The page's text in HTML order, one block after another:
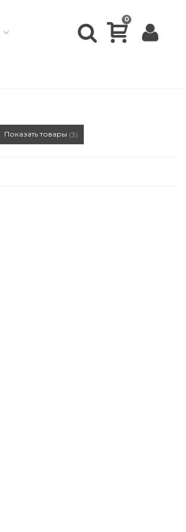
0
Показать товары 3